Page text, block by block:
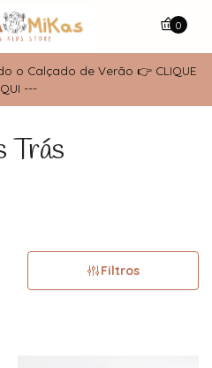
o Calçado de Verão 👉 CLIQUE
---
0
Trás
Filtros